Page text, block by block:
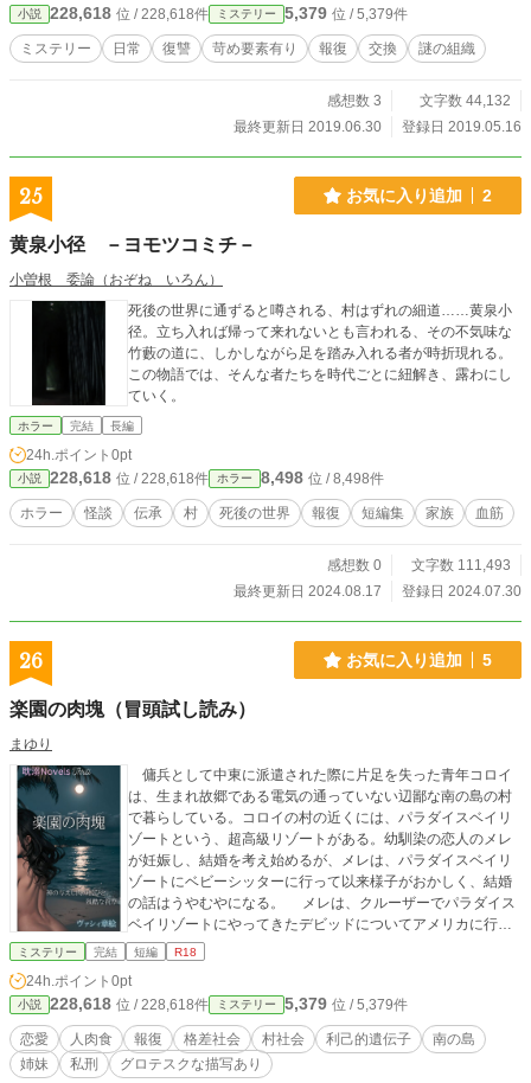
小説 228,618 位 / 228,618件 ミステリー 5,379 位 / 5,379件
ミステリー 日常 復讐 苛め要素有り 報復 交換 謎の組織
感想数 3
文字数 44,132
最終更新日 2019.06.30
登録日 2019.05.16
25 お気に入り追加 2
黄泉小径 －ヨモツコミチ－
小曽根 委論（おぞね いろん）
死後の世界に通ずると噂される、村はずれの細道……黄泉小
径。立ち入れば帰って来れないとも言われる、その不気味な
竹藪の道に、しかしながら足を踏み入れる者が時折現れる。
この物語では、そんな者たちを時代ごとに紐解き、露わにし
ていく。
ホラー 完結 長編
24h.ポイント 0pt
小説 228,618 位 / 228,618件 ホラー 8,498 位 / 8,498件
ホラー 怪談 伝承 村 死後の世界 報復 短編集 家族 血筋
感想数 0
文字数 111,493
最終更新日 2024.08.17
登録日 2024.07.30
26 お気に入り追加 5
楽園の肉塊（冒頭試し読み）
まゆり
傭兵として中東に派遣された際に片足を失った青年コロイ
は、生まれ故郷である電気の通っていない辺鄙な南の島の村
で暮らしている。コロイの村の近くには、パラダイスベイリ
ゾートという、超高級リゾートがある。幼馴染の恋人のメレ
が妊娠し、結婚を考え始めるが、メレは、パラダイスベイリ
ゾートにベビーシッターに行って以来様子がおかしく、結婚
の話はうやむやになる。 メレは、クルーザーでパラダイス
ベイリゾートにやってきたデビッドについてアメリカに行く
ことになり、コロイはメレの妹であるロテに誘惑され、関係
デビッドのクルーザーで海釣りに出かけるのだが……。 ※
冒頭のみの公開となります。 ※ 暴力的なシーン、グロ
いシーンがあります。 ※ 性的なシーンはありますが、描
写は抑えてあります（官能小説的なものは期待しないでくだ
さい）。
ミステリー 完結 短編 R18
24h.ポイント 0pt
小説 228,618 位 / 228,618件 ミステリー 5,379 位 / 5,379件
恋愛 人肉食 報復 格差社会 村社会 利己的遺伝子
南の島
姉妹
私刑 グロテスクな描写あり